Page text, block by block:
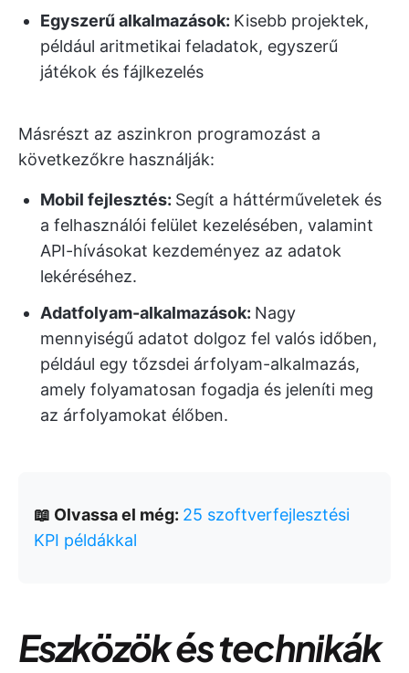
Egyszerű alkalmazások: Kisebb projektek,
például aritmetikai feladatok, egyszerű
játékok és fájlkezelés
Másrészt az aszinkron programozást a
következőkre használják:
Mobil fejlesztés: Segít a háttérműveletek és
a felhasználói felület kezelésében, valamint
API-hívásokat kezdeményez az adatok
lekéréséhez.
Adatfolyam-alkalmazások: Nagy
mennyiségű adatot dolgoz fel valós időben,
például egy tőzsdei árfolyam-alkalmazás,
amely folyamatosan fogadja és jeleníti meg
az árfolyamokat élőben.
📖 Olvassa el még: 25 szoftverfejlesztési
KPI példákkal
Eszközök és technikák